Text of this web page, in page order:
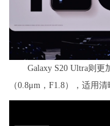
Galaxy S20 Ultra则
（0.8μm，F1.8），适用